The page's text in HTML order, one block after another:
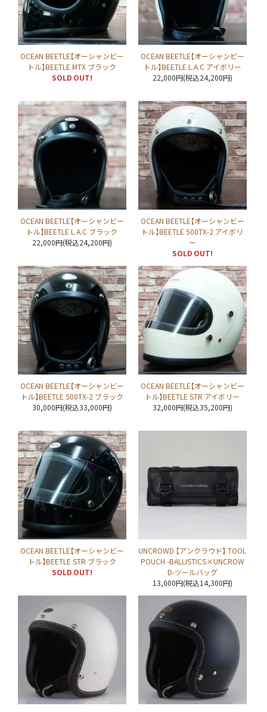
OCEAN BEETLE【オーシャンビー
トル】BEETLE MTX ブラック
SOLD OUT!
OCEAN BEETLE【オーシャンビー
トル】BEETLE L.A.C アイボリー
22,000円(税込24,200円)
OCEAN BEETLE【オーシャンビー
トル】BEETLE L.A.C ブラック
22,000円(税込24,200円)
OCEAN BEETLE【オーシャンビー
トル】BEETLE 500TX-2 アイボリ
ー
SOLD OUT!
OCEAN BEETLE【オーシャンビー
トル】BEETLE 500TX-2 ブラック
30,000円(税込33,000円)
OCEAN BEETLE【オーシャンビー
トル】BEETLE STR アイボリー
32,000円(税込35,200円)
OCEAN BEETLE【オーシャンビー
トル】BEETLE STR ブラック
SOLD OUT!
UNCROWD 【アンクラウド】 TOOL
POUCH -BALLISTICS×UNCROW
D-ツールバッグ
13,000円(税込14,300円)